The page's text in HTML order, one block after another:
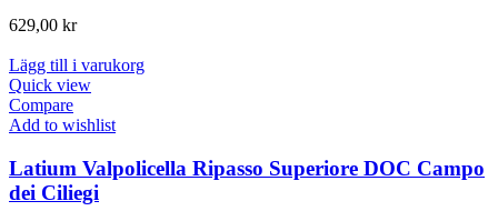
629,00 kr
Lägg till i varukorg
Quick view
Compare
Add to wishlist
Latium Valpolicella Ripasso Superiore DOC Campo
dei Ciliegi